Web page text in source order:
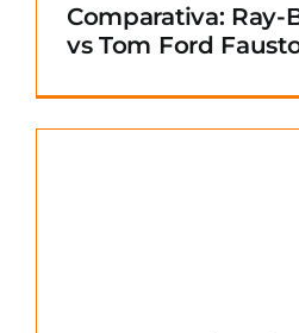
Comparativa: Ray-
vs Tom Ford